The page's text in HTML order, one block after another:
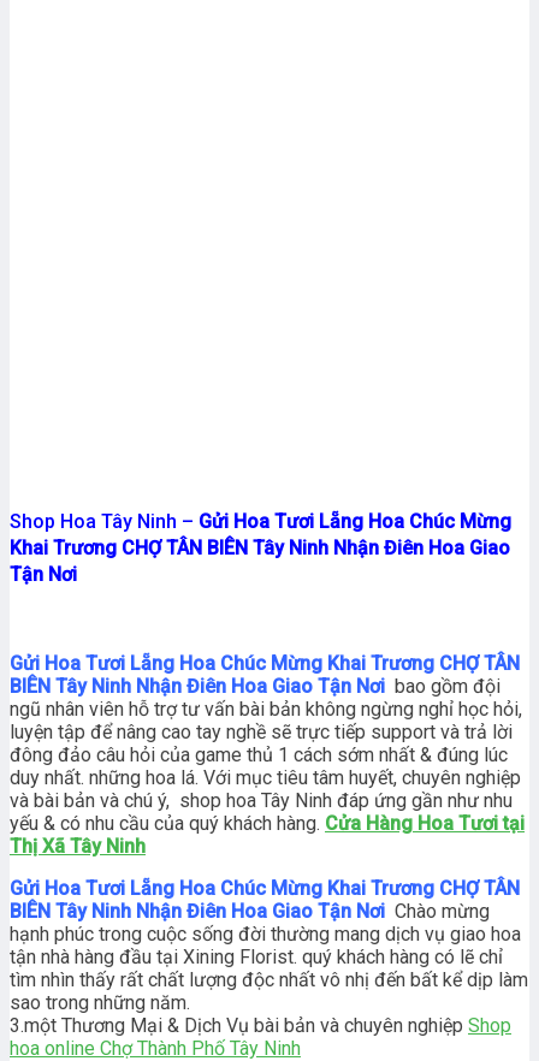
Shop Hoa Tây Ninh – Gửi Hoa Tươi Lẵng Hoa Chúc Mừng
Khai Trương CHỢ TÂN BIÊN Tây Ninh Nhận Điên Hoa Giao
Tận Nơi
Gửi Hoa Tươi Lẵng Hoa Chúc Mừng Khai Trương CHỢ TÂN
BIÊN Tây Ninh Nhận Điên Hoa Giao Tận Nơi bao gồm đội
ngũ nhân viên hỗ trợ tư vấn bài bản không ngừng nghỉ học hỏi,
luyện tập để nâng cao tay nghề sẽ trực tiếp support và trả lời
đông đảo câu hỏi của game thủ 1 cách sớm nhất & đúng lúc
duy nhất. những hoa lá. Với mục tiêu tâm huyết, chuyên nghiệp
và bài bản và chú ý, shop hoa Tây Ninh đáp ứng gần như nhu
yếu & có nhu cầu của quý khách hàng. Cửa Hàng Hoa Tươi tại
Thị Xã Tây Ninh
Gửi Hoa Tươi Lẵng Hoa Chúc Mừng Khai Trương CHỢ TÂN
BIÊN Tây Ninh Nhận Điên Hoa Giao Tận Nơi Chào mừng
hạnh phúc trong cuộc sống đời thường mang dịch vụ giao hoa
tận nhà hàng đầu tại Xining Florist. quý khách hàng có lẽ chỉ
tìm nhìn thấy rất chất lượng độc nhất vô nhị đến bất kể dịp làm
sao trong những năm.
3.một Thương Mại & Dịch Vụ bài bản và chuyên nghiệp Shop
hoa online Chợ Thành Phố Tây Ninh